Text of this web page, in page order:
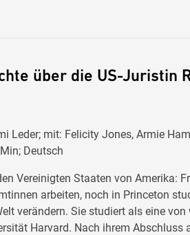
über die US-Juristin
Leder; mit: Felicity Jones, Armie
Deutsch
Vereinigten Staaten von Amerika:
arbeiten, noch in Princeton
verändern. Sie studiert als eine von
Harvard. Nach ihrem Abschluss